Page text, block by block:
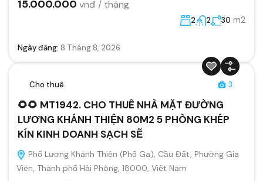
15.000.000 vnđ / tháng
2 2 30 m2
Ngày đăng: 8 Tháng 8, 2026
Cho thuê 3
🌻🌻 MT1942. CHO THUÊ NHÀ MẶT ĐƯỜNG
LƯƠNG KHÁNH THIỆN 80M2 5 PHÒNG KHÉP
KÍN KINH DOANH SẠCH SẼ
Phố Lương Khánh Thiện (Phố Ga), Cầu Đất, Phường Gia
Viên, Thành phố Hải Phòng, 18000, Việt Nam